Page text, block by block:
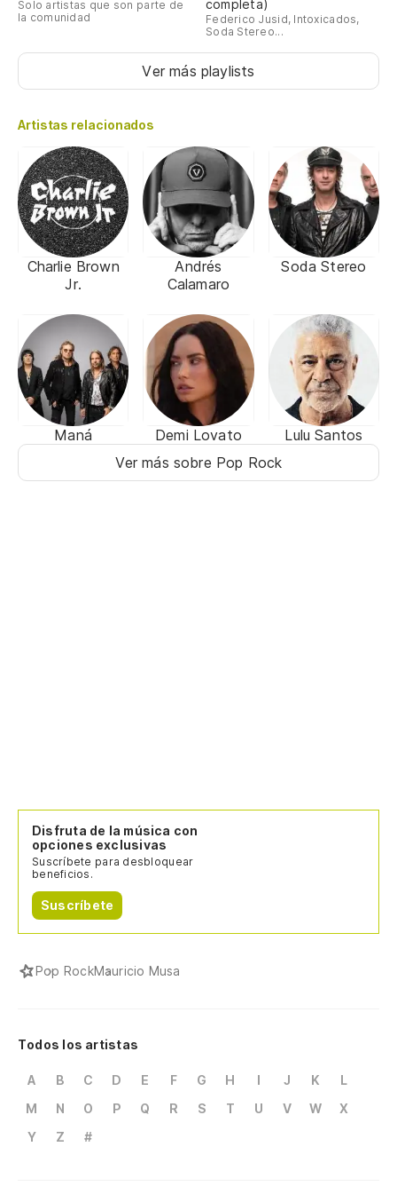
Solo artistas que son parte de
la comunidad
completa)
Federico Jusid, Intoxicados,
Soda Stereo...
Ver más playlists
Artistas relacionados
Charlie Brown
Jr.
Andrés
Calamaro
Soda Stereo
Maná Demi Lovato
Lulu Santos
Ver más sobre Pop Rock
Disfruta de la música con
opciones exclusivas
Suscríbete para desbloquear
beneficios.
Suscríbete
Pop RockMauricio Musa
Todos los artistas
A B C D E F G H I J K
L
M
N O P Q R S T U V W
X
Y
Z #